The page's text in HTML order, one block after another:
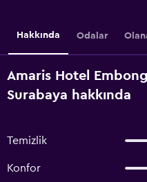
Hakkında Odalar
Amaris Hotel
Surabaya hakkında
Temizlik
Konfor